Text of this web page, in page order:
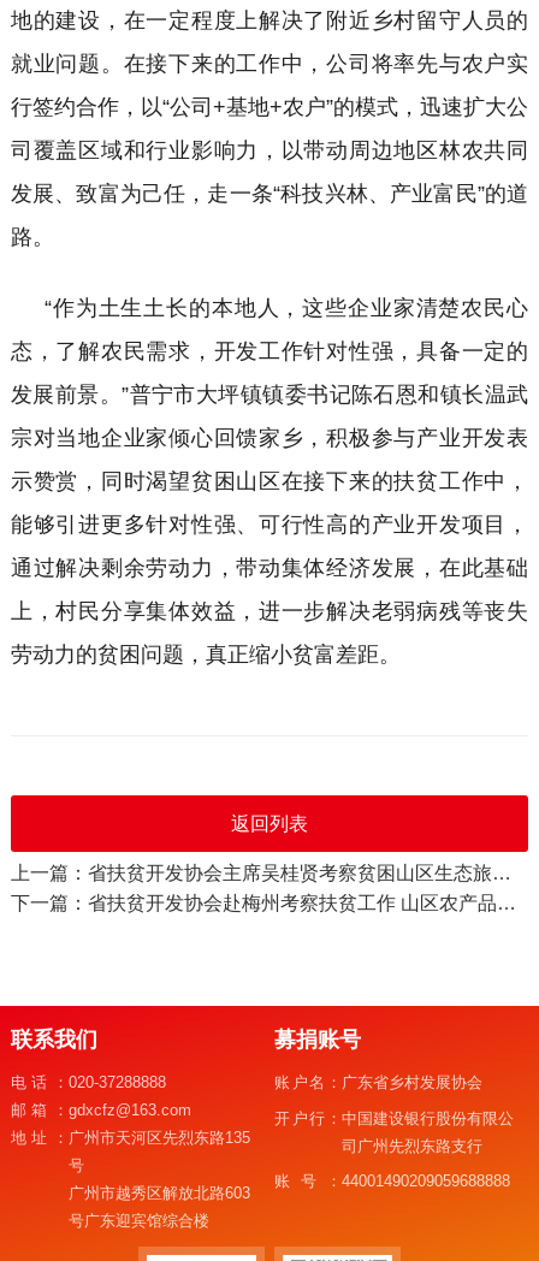
地的建设，在一定程度上解决了附近乡村留守人员的
就业问题。在接下来的工作中，公司将率先与农户实
行签约合作，以“公司+基地+农户”的模式，迅速扩大公
司覆盖区域和行业影响力，以带动周边地区林农共同
发展、致富为己任，走一条“科技兴林、产业富民”的道
路。
“作为土生土长的本地人，这些企业家清楚农民心
态，了解农民需求，开发工作针对性强，具备一定的
发展前景。”普宁市大坪镇镇委书记陈石恩和镇长温武
宗对当地企业家倾心回馈家乡，积极参与产业开发表
示赞赏，同时渴望贫困山区在接下来的扶贫工作中，
能够引进更多针对性强、可行性高的产业开发项目，
通过解决剩余劳动力，带动集体经济发展，在此基础
上，村民分享集体效益，进一步解决老弱病残等丧失
劳动力的贫困问题，真正缩小贫富差距。
返回列表
上一篇：省扶贫开发协会主席吴桂贤考察贫困山区生态旅游扶贫项目
下一篇：省扶贫开发协会赴梅州考察扶贫工作 山区农产品渴望对外展销平台
联系我们
电话： 020-37288888
邮箱： gdxcfz@163.com
地址： 广州市天河区先烈东路135
号
广州市越秀区解放北路603
号广东迎宾馆综合楼
募捐账号
账户名： 广东省乡村发展协会
开户行：中国建设银行股份有限公
司广州先烈东路支行
账号：44001490209059688888